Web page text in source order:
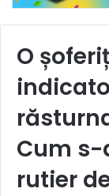
O
Cum
rutier